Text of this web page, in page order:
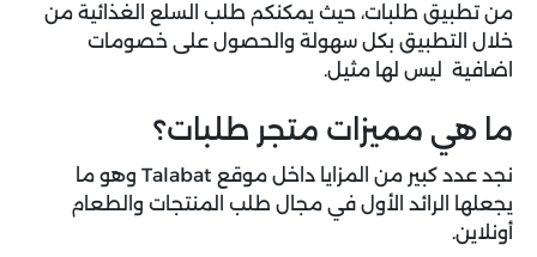
من تطبيق طلبات، حيث يمكنكم طلب السلع الغذائية من
خلال التطبيق بكل سهولة والحصول على خصومات
اضافية ليس لها مثيل.
ما هي مميزات متجر طلبات؟
نجد عدد كبير من المزايا داخل موقع Talabat وهو ما
يجعلها الرائد الأول في مجال طلب المنتجات والطعام
أونلاين.